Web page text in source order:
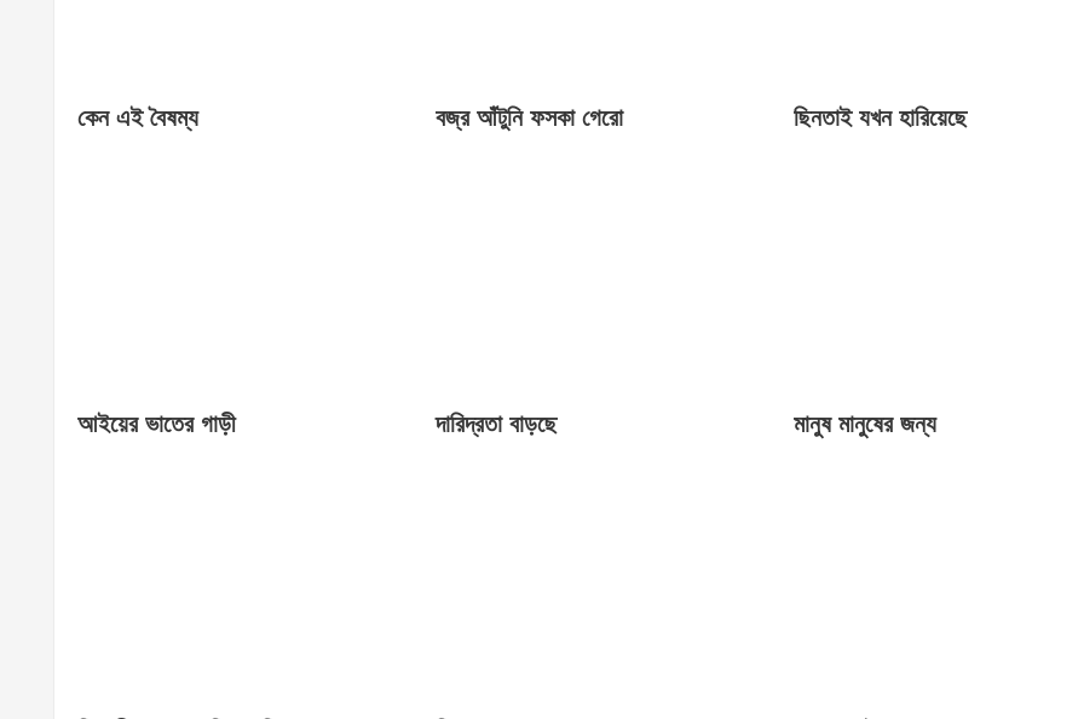
কেন এই বৈষম্য বজ্র আঁটুনি ফসকা গেরো ছিনতাই যখন হারিয়েছে
আইয়ের ভাতের গাড়ী দারিদ্রতা বাড়ছে মানুষ মানুষের জন্য